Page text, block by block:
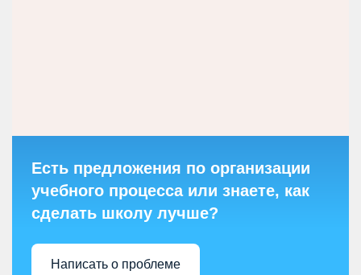
Есть предложения по организации
учебного процесса или знаете, как
сделать школу лучше?
Написать о проблеме